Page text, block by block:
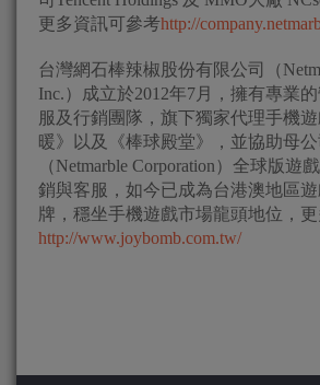
更多資訊可參考http://
台灣網石棒辣椒股份有限公司（
Inc.）成立於2012年7月，擁有專業
服及行銷團隊，旗下獨家代理手機
暖》以及《棒球殿堂》，並協助母公
（Netmarble Corporation）全球版遊
銷與客服，如今已成為台港澳地區
牌，穩坐手機遊戲市場龍頭地位，
http://www.joybomb.com.tw/